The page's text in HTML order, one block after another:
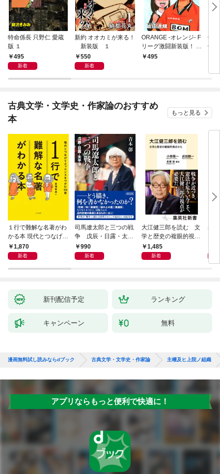
特命係長 只野仁 愛蔵
版 １
495
新着
新約 オオカミが来る！
新装版 １
550
新着
ORANGE -オレンジ- F
リーグ激闘新装版！ 第
１巻495
古典文学・文学史・作家論のおすすめ
本
もっと見る
１行で難解な名著がわ
かる本 現代とつなげて
エッセンスをつかむ50
冊
1,870
新着
司馬遼太郎と三つの戦
争 戊辰・日露・太平
洋990
新着
大江健三郎を読む 文
学と歴史の複眼的視点
から1,485
新着
出
新刊配信予定 ランキング
キャンペーン 無料
漫画無料試し読みならdブック 古典文学・文学史・作家論 主權及ヒ上院ノ組織
アプリならもっと便利で快適に！